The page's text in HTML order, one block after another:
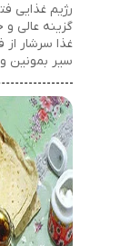
رژیم غذایی
گزینه عالی و
غذا سرشار
سیر بمونین